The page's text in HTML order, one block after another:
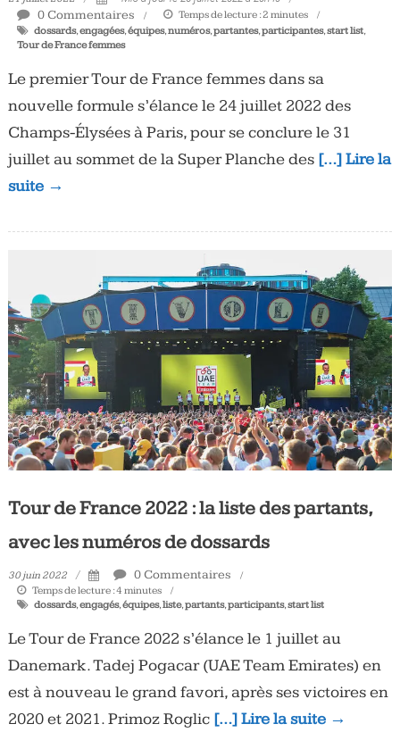
0 Commentaires Temps de lecture :2 minutes
dossards,engagées,équipes,numéros,partantes,participantes,start list,
Tour de France femmes
Le premier Tour de France femmes dans sa
nouvelle formule s’élance le 24 juillet 2022 des
Champs-Élysées à Paris, pour se conclure le 31
juillet au sommet de la Super Planche des […] Lire la
suite →
Tour de France 2022 : la liste des partants,
avec les numéros de dossards
30 juin 2022 0 Commentaires
Temps de lecture :4 minutes
dossards,engagés,équipes,liste,partants,participants,start list
Le Tour de France 2022 s’élance le 1 juillet au
Danemark. Tadej Pogacar (UAE Team Emirates) en
est à nouveau le grand favori, après ses victoires en
2020 et 2021. Primoz Roglic […] Lire la suite →